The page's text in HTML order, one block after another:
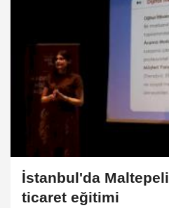
İstanbul'da
ticaret eğitimi